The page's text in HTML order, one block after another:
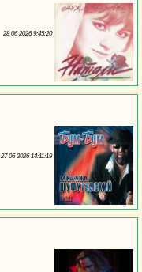
28 06 2026 9:45:20
27 06 2026 14:11:19